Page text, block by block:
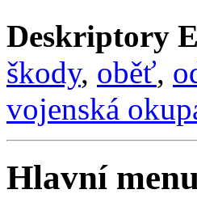
Deskriptory
škody, oběť,
vojenská
Hlavní